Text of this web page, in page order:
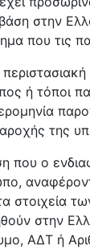
στην
που τις
ή τόποι
της
που ο
στοιχεία
στην
ΑΔΤ ή